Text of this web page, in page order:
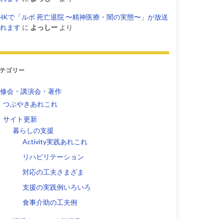
で「ルポ 死亡退院 〜精神医療・闇の実態〜」が放送
ます に よっしー より
ゴリー
会・講演会・著作
つぶやきあれこれ
サイト更新
暮らしの支援
Activity実践あれこれ
リハビリテーション
対応の工夫さまざま
支援の実践例いろいろ
食事介助の工夫例